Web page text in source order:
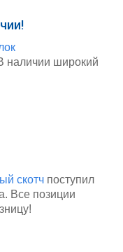
наличии широкий
скотч поступил
Все позиции